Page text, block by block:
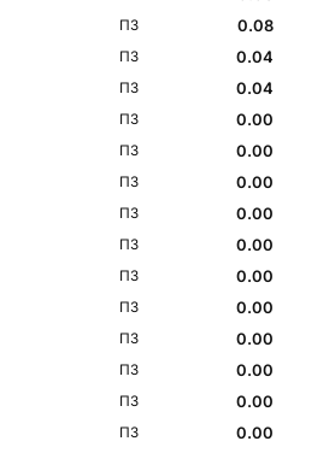
ПЗ
0.08
ПЗ
0.04
ПЗ
0.04
ПЗ
0.00
ПЗ
0.00
ПЗ
0.00
ПЗ
0.00
ПЗ
0.00
ПЗ
0.00
ПЗ
0.00
ПЗ
0.00
ПЗ
0.00
ПЗ
0.00
ПЗ
0.00